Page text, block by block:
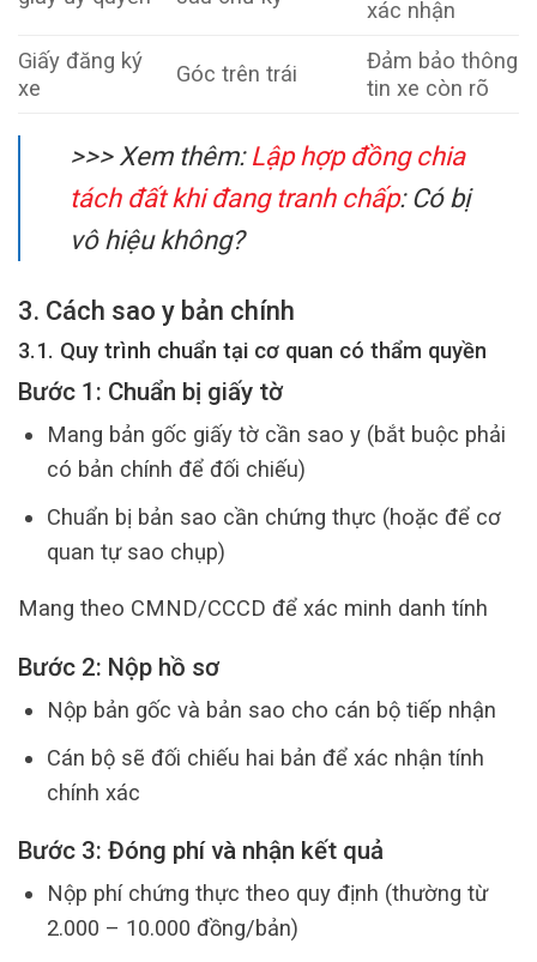
xác nhận
Giấy đăng ký
xe
Góc trên trái
Đảm bảo thông
tin xe còn rõ
>>> Xem thêm: Lập hợp đồng chia
tách đất khi đang tranh chấp: Có bị
vô hiệu không?
3. Cách sao y bản chính
3.1. Quy trình chuẩn tại cơ quan có thẩm quyền
Bước 1: Chuẩn bị giấy tờ
Mang bản gốc giấy tờ cần sao y (bắt buộc phải
có bản chính để đối chiếu)
Chuẩn bị bản sao cần chứng thực (hoặc để cơ
quan tự sao chụp)
Mang theo CMND/CCCD để xác minh danh tính
Bước 2: Nộp hồ sơ
Nộp bản gốc và bản sao cho cán bộ tiếp nhận
Cán bộ sẽ đối chiếu hai bản để xác nhận tính
chính xác
Bước 3: Đóng phí và nhận kết quả
Nộp phí chứng thực theo quy định (thường từ
2.000 – 10.000 đồng/bản)